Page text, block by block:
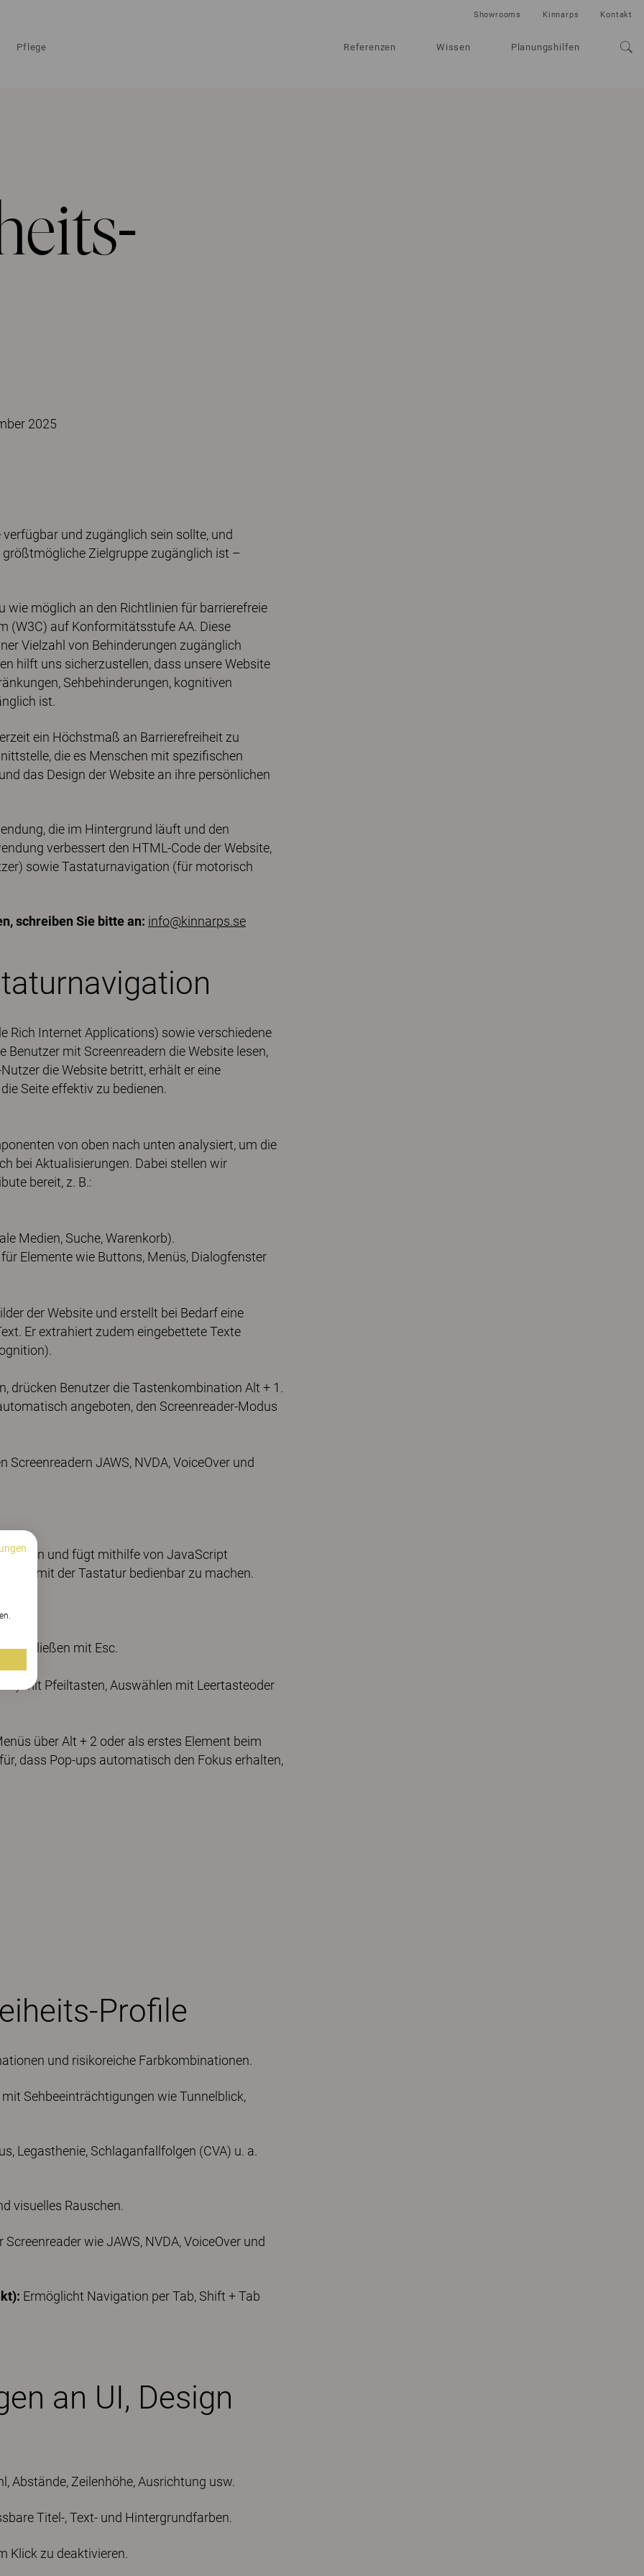
Pflege Referenzen Wissen Planungshilfen
Showrooms Kinnarps Kontakt
2025
und zugänglich sein sollte, und
Zielgruppe zugänglich ist –
wie möglich an den Richtlinien für barrierefreie
(W3C) auf Konformitätsstufe AA. Diese
Vielzahl von Behinderungen zugänglich
hilft uns sicherzustellen, dass unsere Website
Sehbehinderungen, kognitiven
ist.
ein Höchstmaß an Barrierefreiheit zu
die es Menschen mit spezifischen
das Design der Website an ihre persönlichen
die im Hintergrund läuft und den
verbessert den HTML-Code der Website,
sowie Tastaturnavigation (für motorisch
schreiben Sie bitte an: info@kinnarps.se
Rich Internet Applications) sowie verschiedene
mit Screenreadern die Website lesen,
die Website betritt, erhält er eine
Seite effektiv zu bedienen.
von oben nach unten analysiert, um die
bei Aktualisierungen. Dabei stellen wir
bereit, z. B.:
Medien, Suche, Warenkorb).
Elemente wie Buttons, Menüs, Dialogfenster
der Website und erstellt bei Bedarf eine
Er extrahiert zudem eingebettete Texte
drücken Benutzer die Tastenkombination Alt + 1.
angeboten, den Screenreader-Modus
JAWS, NVDA, VoiceOver und
an und fügt mithilfe von JavaScript
mit der Tastatur bedienbar zu machen.
Schließen mit Esc.
mit Pfeiltasten, Auswählen mit Leertasteoder
über Alt + 2 oder als erstes Element beim
dass Pop-ups automatisch den Fokus erhalten,
Profile
und risikoreiche Farbkombinationen.
Sehbeeinträchtigungen wie Tunnelblick,
Legasthenie, Schlaganfallfolgen (CVA) u. a.
visuelles Rauschen.
wie JAWS, NVDA, VoiceOver und
Ermöglicht Navigation per Tab, Shift + Tab
an UI, Design
Abstände, Zeilenhöhe, Ausrichtung usw.
Titel-, Text- und Hintergrundfarben.
Klick zu deaktivieren.